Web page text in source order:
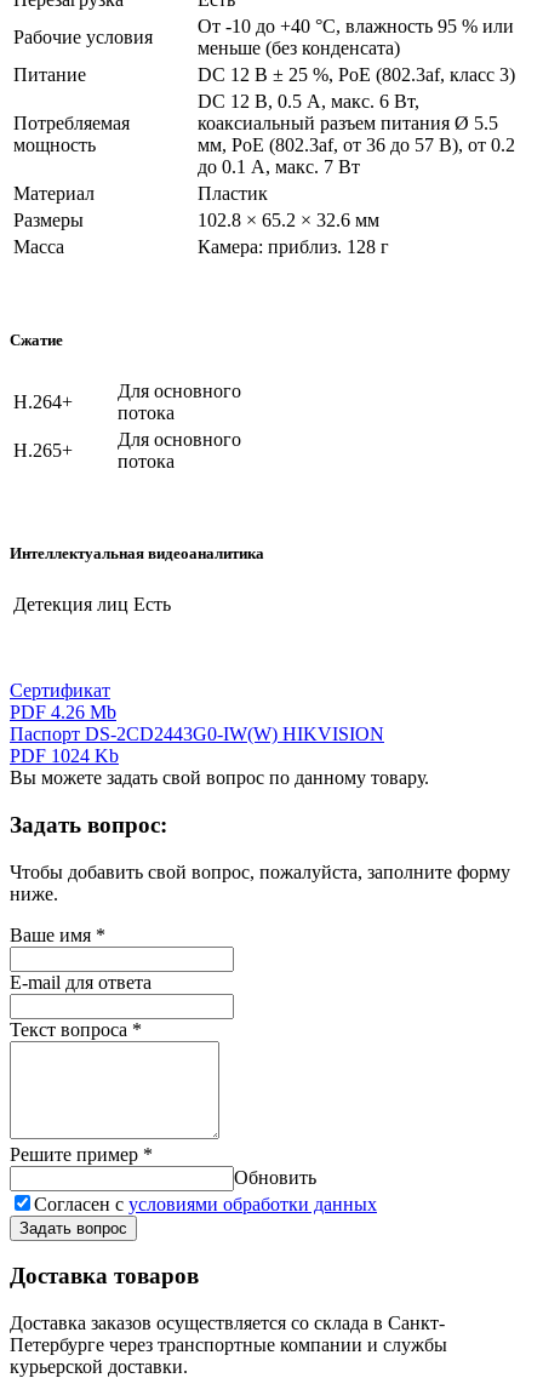
Рабочие условия
От -10 до +40 °C, влажность 95 % или
меньше (без конденсата)
Питание
DС 12 В ± 25 %, PoE (802.3af, класс 3)
Потребляемая
мощность
DC 12 В, 0.5 A, макс. 6 Вт,
коаксиальный разъем питания Ø 5.5
мм, PoE (802.3af, от 36 до 57 В), от 0.2
до 0.1 A, макс. 7 Вт
Материал
Пластик
Размеры
102.8 × 65.2 × 32.6 мм
Масса
Камера: приблиз. 128 г
Сжатие
H.264+
Для основного
потока
H.265+
Для основного
потока
Интеллектуальная видеоаналитика
Детекция лиц Есть
Сертификат
PDF 4.26 Mb
Паспорт DS-2CD2443G0-IW(W) HIKVISION
PDF 1024 Kb
Вы можете задать свой вопрос по данному товару.
Задать вопрос:
Чтобы добавить свой вопрос, пожалуйста, заполните форму
ниже.
Ваше имя *
E-mail для ответа
Текст вопроса *
Решите пример *
Обновить
Согласен с условиями обработки данных
Задать вопрос
Доставка товаров
Доставка заказов осуществляется со склада в Санкт-
Петербурге через транспортные компании и службы
курьерской доставки.